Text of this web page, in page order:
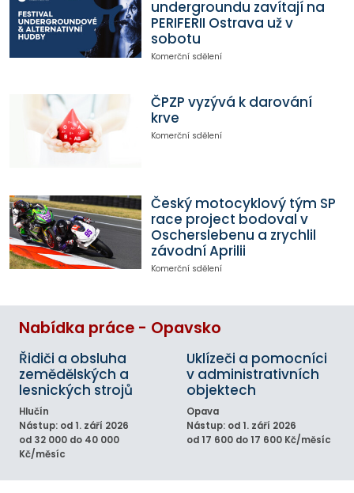
undergroundu zavítají na
PERIFERII Ostrava už v
sobotu
Komerční sdělení
ČPZP vyzývá k darování
krve
Komerční sdělení
Český motocyklový tým SP
race project bodoval v
Oscherslebenu a zrychlil
závodní Aprilii
Komerční sdělení
Nabídka práce - Opavsko
Řidiči a obsluha
zemědělských a
lesnických strojů
Hlučín
Nástup: od 1. září 2026
od 32 000 do 40 000
Kč/měsíc
Uklízeči a pomocníci
v administrativních
objektech
Opava
Nástup: od 1. září 2026
od 17 600 do 17 600 Kč/měsíc